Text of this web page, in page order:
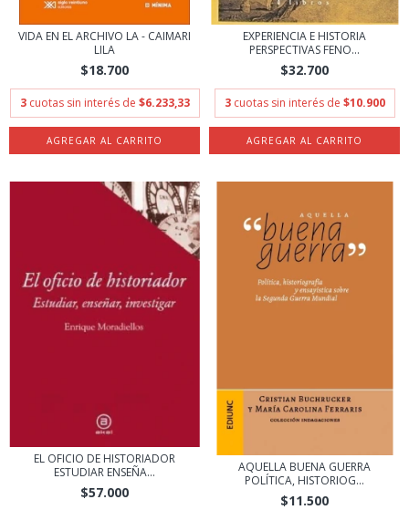
VIDA EN EL ARCHIVO LA - CAIMARI
LILA
$18.700
3 cuotas sin interés de $6.233,33
EXPERIENCIA E HISTORIA
PERSPECTIVAS FENO...
$32.700
3 cuotas sin interés de $10.900
EL OFICIO DE HISTORIADOR
ESTUDIAR ENSEÑA...
$57.000
AQUELLA BUENA GUERRA
POLÍTICA, HISTORIOG...
$11.500